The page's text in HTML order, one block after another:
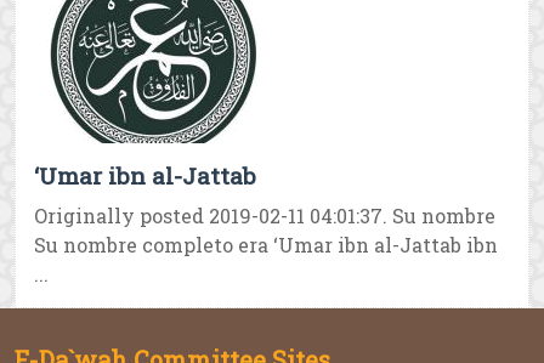
‘Umar ibn al-Jattab
Originally posted 2019-02-11 04:01:37. Su nombre
Su nombre completo era ‘Umar ibn al-Jattab ibn
...